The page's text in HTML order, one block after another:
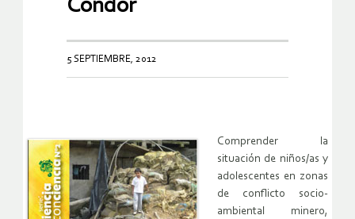
Condor
5 SEPTIEMBRE, 2012
Comprender la
situación de niños/as y
adolescentes en zonas
de conflicto socio-
ambiental minero,